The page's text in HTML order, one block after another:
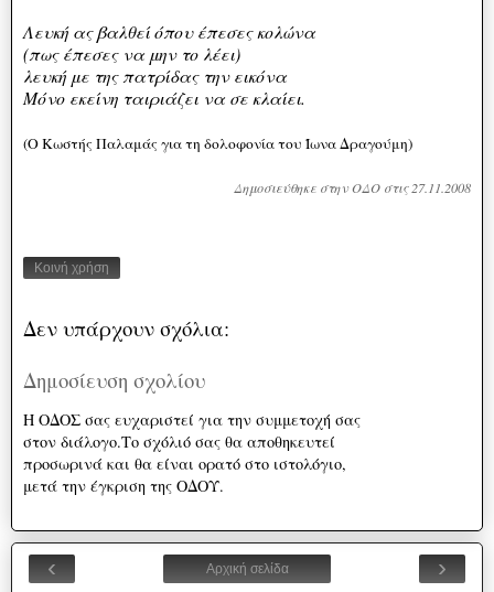
Λευκή ας βαλθεί όπου έπεσες κολώνα
(πως έπεσες να μην το λέει)
λευκή με της πατρίδας την εικόνα
Μόνο εκείνη ταιριάζει να σε κλαίει.
(Ο Κωστής Παλαμάς για τη δολοφονία του Ίωνα Δραγούμη)
Δημοσιεύθηκε στην ΟΔΟ στις 27.11.2008
Κοινή χρήση
Δεν υπάρχουν σχόλια:
Δημοσίευση σχολίου
Η ΟΔΟΣ σας ευχαριστεί για την συμμετοχή σας
στον διάλογο.Το σχόλιό σας θα αποθηκευτεί
προσωρινά και θα είναι ορατό στο ιστολόγιο,
μετά την έγκριση της ΟΔΟΥ.
‹ ›
Αρχική σελίδα